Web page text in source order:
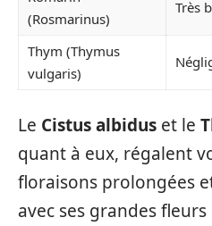
(Rosmarinus)
Très
Thym (Thymus
vulgaris)
Le Cistus albidus et le
quant à eux, régalent
floraisons prolongées
avec ses grandes